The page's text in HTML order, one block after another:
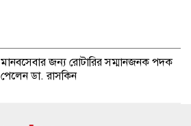
মানবসেবার জন্য রোটারির সম্মানজনক পদক
পেলেন ডা. রাসকিন